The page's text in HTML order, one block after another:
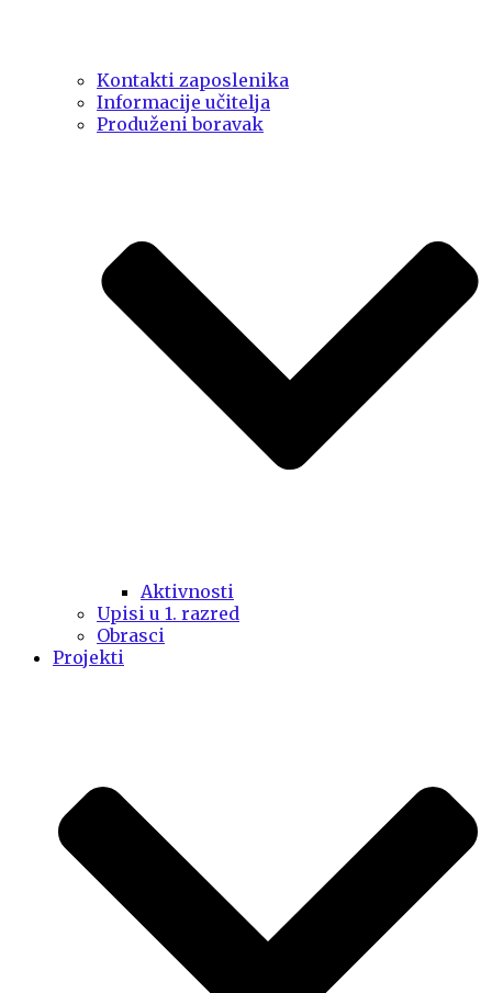
Kontakti zaposlenika
Informacije učitelja
Produženi boravak
Aktivnosti
Upisi u 1. razred
Obrasci
Projekti